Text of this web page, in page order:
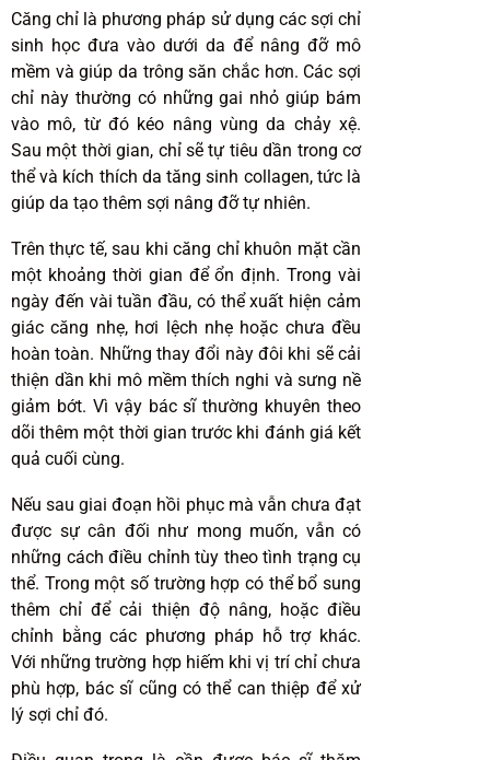
Căng chỉ là phương pháp sử dụng các sợi chỉ
sinh học đưa vào dưới da để nâng đỡ mô
mềm và giúp da trông săn chắc hơn. Các sợi
chỉ này thường có những gai nhỏ giúp bám
vào mô, từ đó kéo nâng vùng da chảy xệ.
Sau một thời gian, chỉ sẽ tự tiêu dần trong cơ
thể và kích thích da tăng sinh collagen, tức là
giúp da tạo thêm sợi nâng đỡ tự nhiên.
Trên thực tế, sau khi căng chỉ khuôn mặt cần
một khoảng thời gian để ổn định. Trong vài
ngày đến vài tuần đầu, có thể xuất hiện cảm
giác căng nhẹ, hơi lệch nhẹ hoặc chưa đều
hoàn toàn. Những thay đổi này đôi khi sẽ cải
thiện dần khi mô mềm thích nghi và sưng nề
giảm bớt. Vì vậy bác sĩ thường khuyên theo
dõi thêm một thời gian trước khi đánh giá kết
quả cuối cùng.
Nếu sau giai đoạn hồi phục mà vẫn chưa đạt
được sự cân đối như mong muốn, vẫn có
những cách điều chỉnh tùy theo tình trạng cụ
thể. Trong một số trường hợp có thể bổ sung
thêm chỉ để cải thiện độ nâng, hoặc điều
chỉnh bằng các phương pháp hỗ trợ khác.
Với những trường hợp hiếm khi vị trí chỉ chưa
phù hợp, bác sĩ cũng có thể can thiệp để xử
lý sợi chỉ đó.